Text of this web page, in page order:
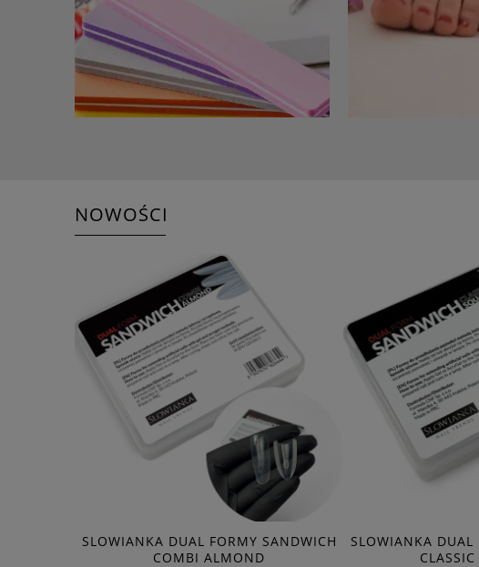
NOWOŚCI
SLOWIANKA DUAL FORMY SANDWICH
COMBI ALMOND
SLOWIANKA DUAL